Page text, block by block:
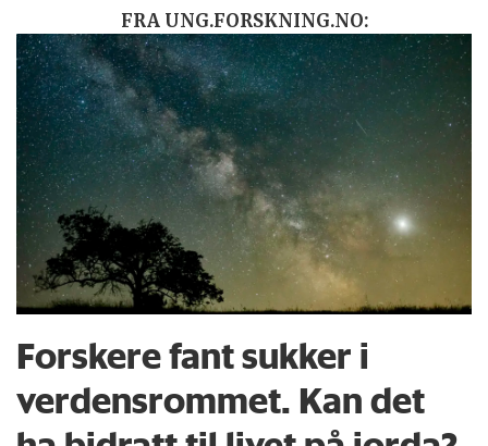
FRA UNG.FORSKNING.NO:
Forskere fant sukker i
verdensrommet. Kan det